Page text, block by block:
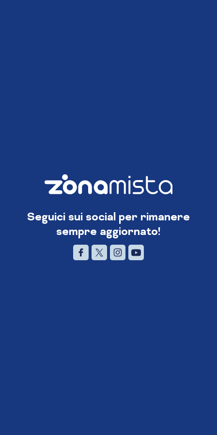
Seguici sui social per rimanere
sempre aggiornato!